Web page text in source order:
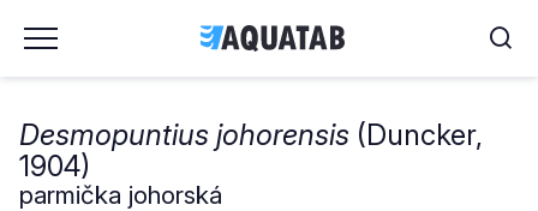
Desmopuntius johorensis (Duncker,
1904)
parmička johorská